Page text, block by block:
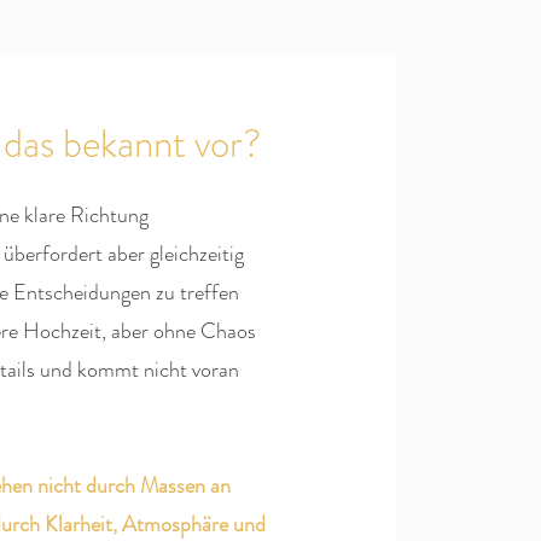
bekannt vor?
klare Richtung
aber gleichzeitig
Entscheidungen zu treffen
Hochzeit, aber ohne Chaos
und kommt nicht voran
nicht durch Massen an
Klarheit, Atmosphäre und